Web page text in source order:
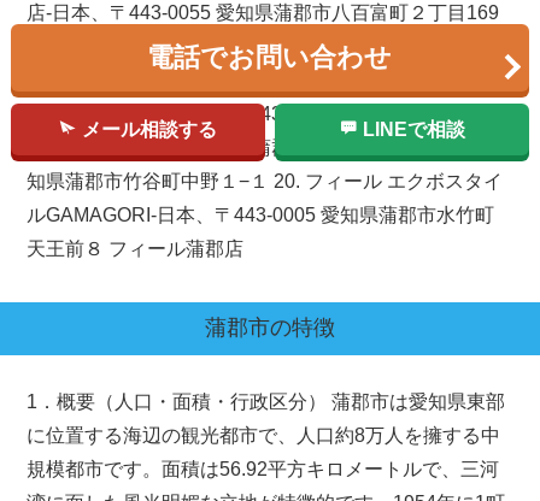
店-日本、〒443-0055 愛知県蒲郡市八百富町２丁目169
番地 17. スーパーマーケットバロー蒲郡店-日本、〒443-
0041 愛知県蒲郡市宮成町１３−３４ 18. ベイシアフード
センター 蒲郡店-日本、〒443-0037 愛知県蒲郡市鹿島町
浅井新田１−３ 19. イオン 蒲郡店-日本、〒443-0046 愛
知県蒲郡市竹谷町中野１−１ 20. フィール エクボスタイ
ルGAMAGORI-日本、〒443-0005 愛知県蒲郡市水竹町
天王前８ フィール蒲郡店
蒲郡市の特徴
1．概要（人口・面積・行政区分） 蒲郡市は愛知県東部
に位置する海辺の観光都市で、人口約8万人を擁する中
規模都市です。面積は56.92平方キロメートルで、三河
電話でお問い合わせ
メール相談する LINEで相談